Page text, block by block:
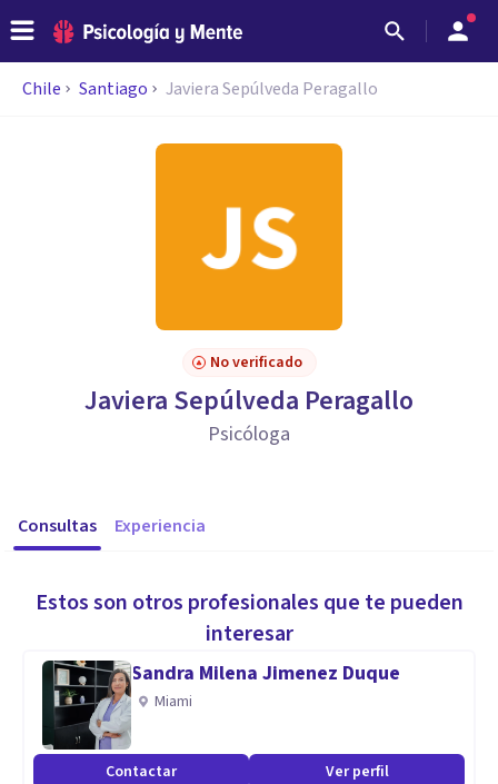
Chile Santiago Javiera Sepúlveda Peragallo
No verificado
Javiera Sepúlveda Peragallo
Psicóloga
Consultas Experiencia
Estos son otros profesionales que te pueden
interesar
Sandra Milena Jimenez Duque
Miami
Contactar Ver perfil